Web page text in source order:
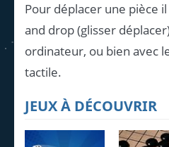
Pour déplacer une pièce
and drop (glisser
ordinateur, ou bien avec
tactile.
JEUX À DÉCOUVRIR